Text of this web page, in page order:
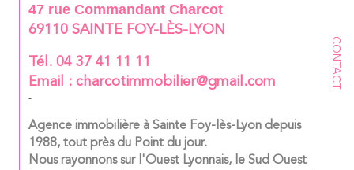
CONTACT
47 rue Commandant Charcot
69110 SAINTE FOY-LÈS-LYON
Tél. 04 37 41 11 11
Email : charcotimmobilier@gmail.com
-
Agence immobilière à Sainte Foy-lès-Lyon depuis
1988, tout près du Point du jour.
Nous rayonnons sur l'Ouest Lyonnais, le Sud Ouest